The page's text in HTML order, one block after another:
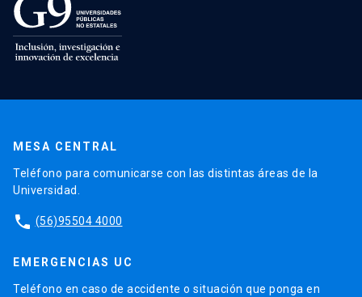
MESA CENTRAL
Teléfono para comunicarse con las distintas áreas de la
Universidad.
phone (56)95504 4000
EMERGENCIAS UC
Teléfono en caso de accidente o situación que ponga en